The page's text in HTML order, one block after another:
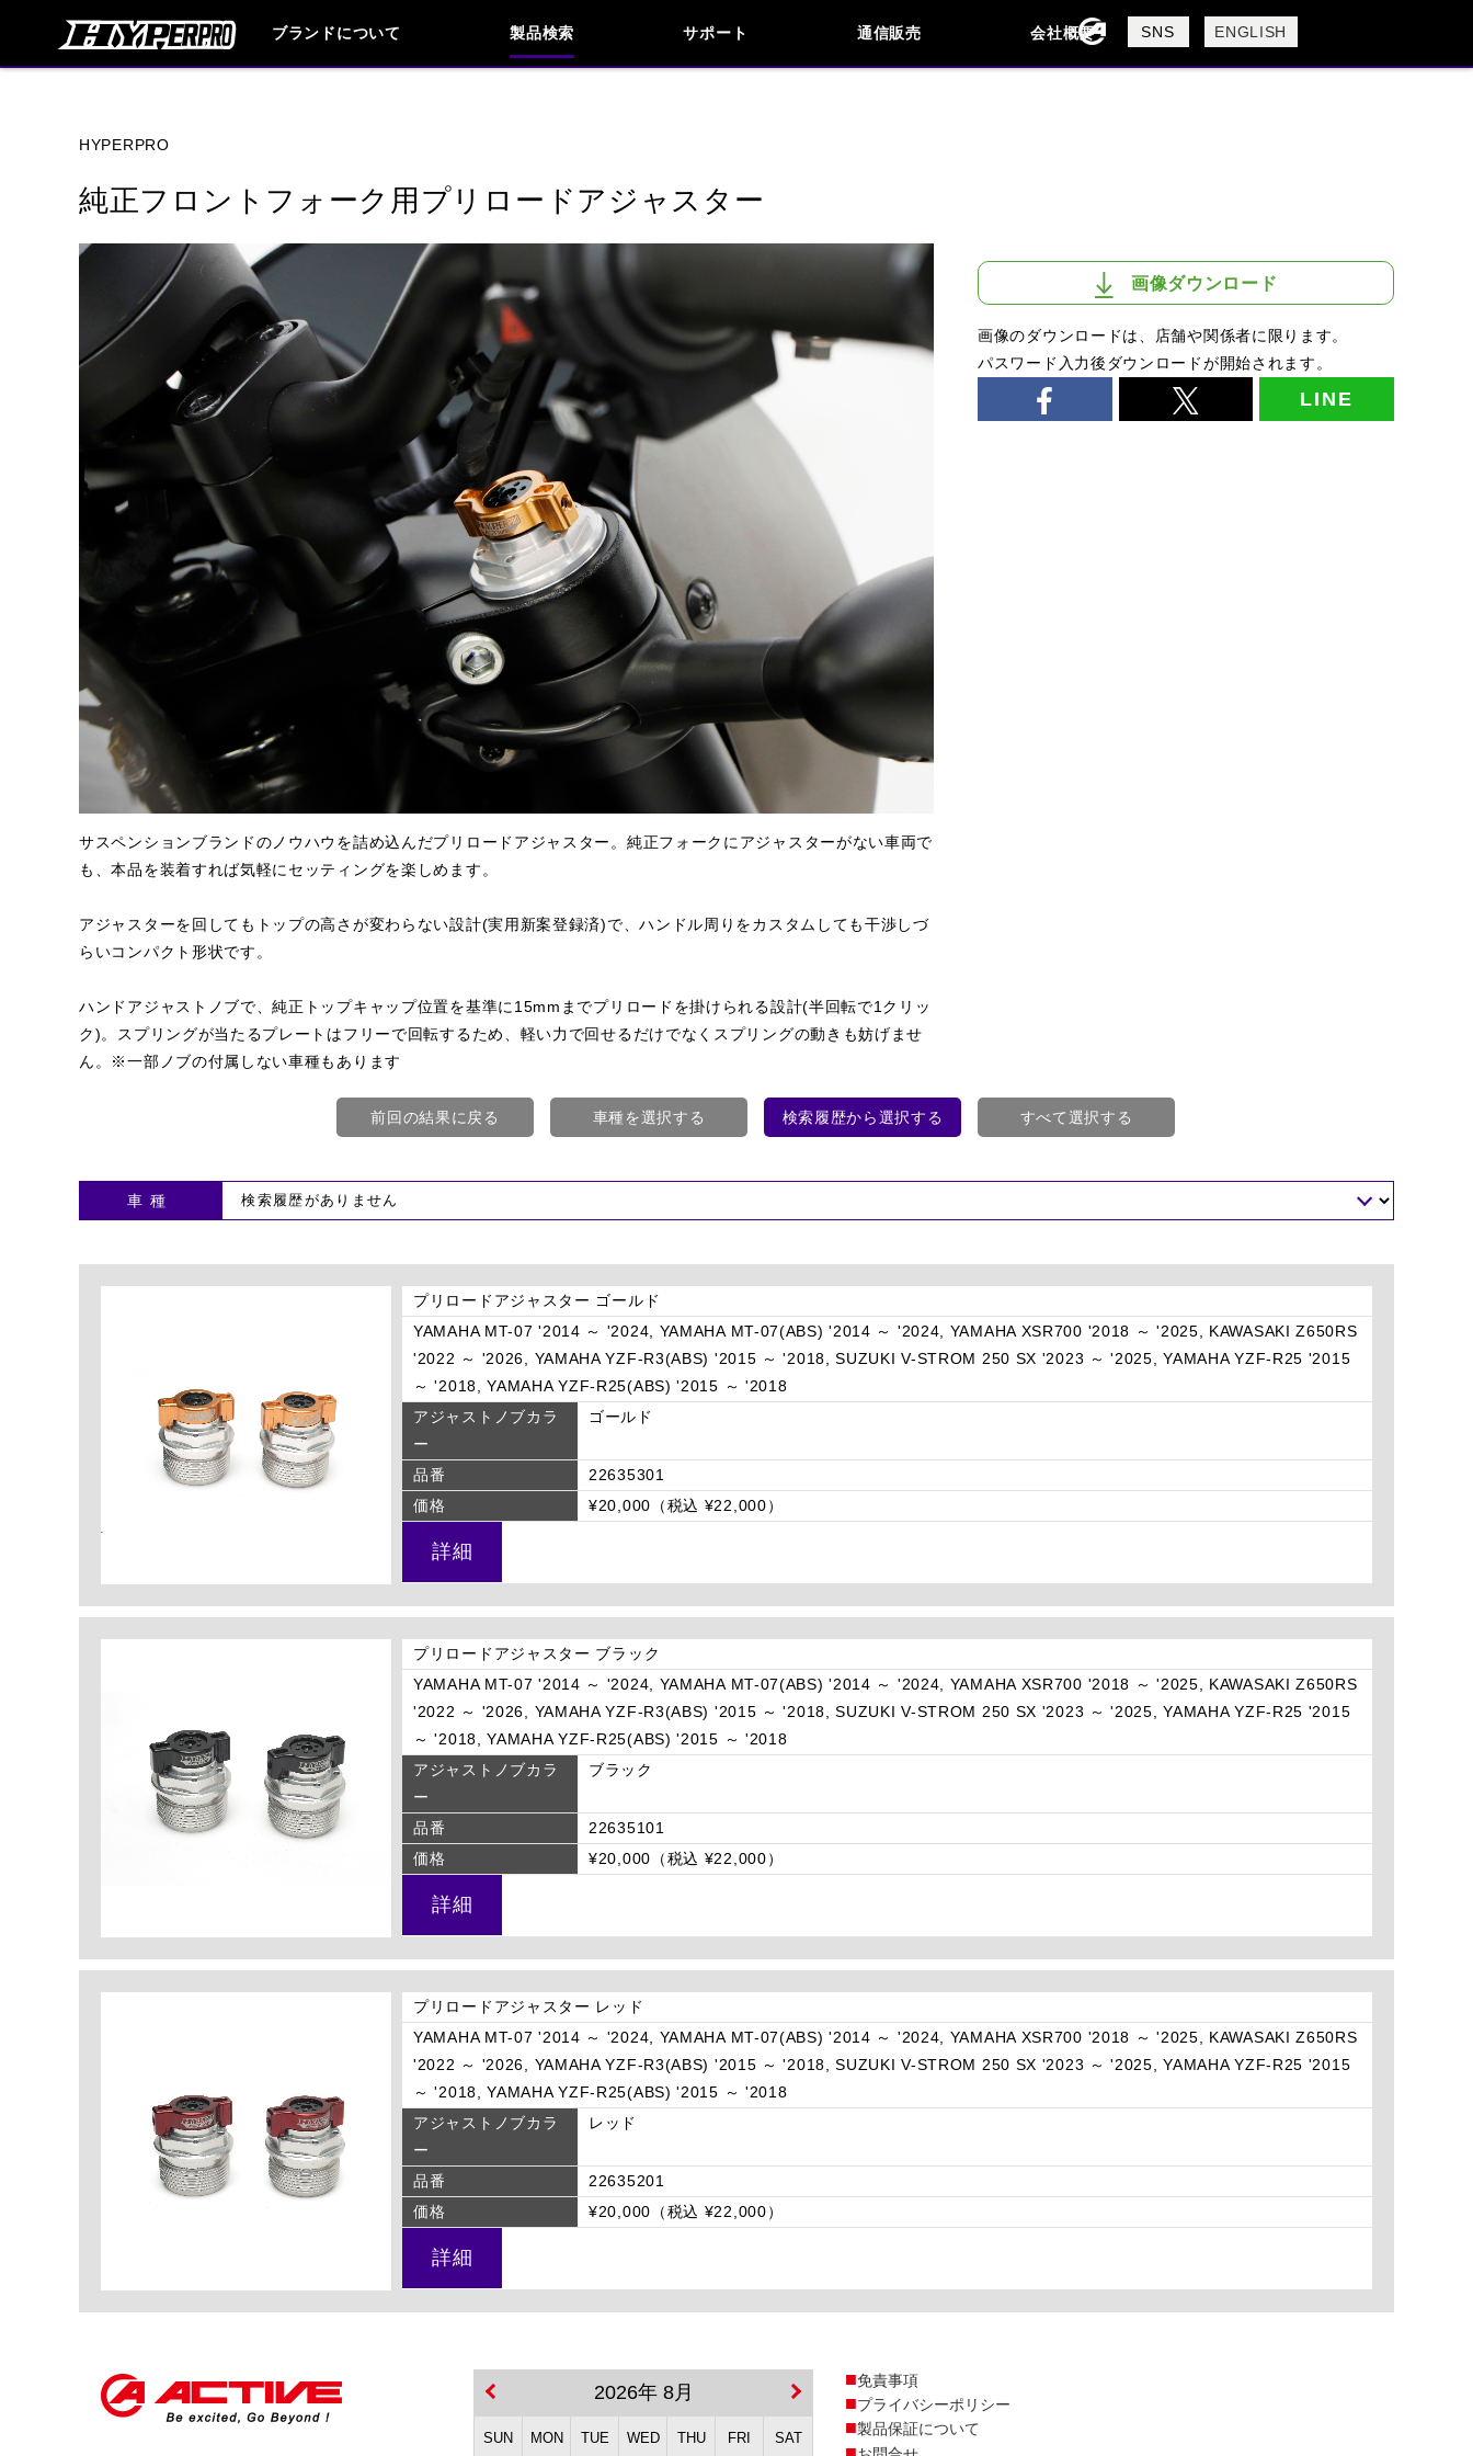
ブランドについて 製品検索 サポート
お問い合わせ
よくあるご質問
通信販売 会社概要
会社概要
採用情報
SNS ENGLISH
HONDA YAMAHA SUZUKI KAWASAKI
閉じる
HYPERPRO
純正フロントフォーク用プリロードアジャスター
サスペンションブランドのノウハウを詰め込んだプリロードアジャスター。純正フォークにアジャスターがない車両で
も、本品を装着すれば気軽にセッティングを楽しめます。
アジャスターを回してもトップの高さが変わらない設計(実用新案登録済)で、ハンドル周りをカスタムしても干渉しづ
らいコンパクト形状です。
ハンドアジャストノブで、純正トップキャップ位置を基準に15mmまでプリロードを掛けられる設計(半回転で1クリッ
ク)。スプリングが当たるプレートはフリーで回転するため、軽い力で回せるだけでなくスプリングの動きも妨げませ
ん。※一部ノブの付属しない車種もあります
画像ダウンロード
画像のダウンロードは、店舗や関係者に限ります。
パスワード入力後ダウンロードが開始されます。
LINE
前回の結果に戻る 車種を選択する 検索履歴から選択する すべて選択する
車種
プリロードアジャスター ゴールド
YAMAHA MT-07 '2014 ～ '2024, YAMAHA MT-07(ABS) '2014 ～ '2024, YAMAHA XSR700 '2018 ～ '2025, KAWASAKI Z650RS
'2022 ～ '2026, YAMAHA YZF-R3(ABS) '2015 ～ '2018, SUZUKI V-STROM 250 SX '2023 ～ '2025, YAMAHA YZF-R25 '2015
～ '2018, YAMAHA YZF-R25(ABS) '2015 ～ '2018
アジャストノブカラ
ー
ゴールド
品番
22635301
価格
¥20,000（税込 ¥22,000）
詳細
プリロードアジャスター ブラック
YAMAHA MT-07 '2014 ～ '2024, YAMAHA MT-07(ABS) '2014 ～ '2024, YAMAHA XSR700 '2018 ～ '2025, KAWASAKI Z650RS
'2022 ～ '2026, YAMAHA YZF-R3(ABS) '2015 ～ '2018, SUZUKI V-STROM 250 SX '2023 ～ '2025, YAMAHA YZF-R25 '2015
～ '2018, YAMAHA YZF-R25(ABS) '2015 ～ '2018
アジャストノブカラ
ー
ブラック
品番
22635101
価格
¥20,000（税込 ¥22,000）
詳細
プリロードアジャスター レッド
YAMAHA MT-07 '2014 ～ '2024, YAMAHA MT-07(ABS) '2014 ～ '2024, YAMAHA XSR700 '2018 ～ '2025, KAWASAKI Z650RS
'2022 ～ '2026, YAMAHA YZF-R3(ABS) '2015 ～ '2018, SUZUKI V-STROM 250 SX '2023 ～ '2025, YAMAHA YZF-R25 '2015
～ '2018, YAMAHA YZF-R25(ABS) '2015 ～ '2018
アジャストノブカラ
ー
レッド
品番
22635201
価格
¥20,000（税込 ¥22,000）
詳細
2026年 8月
SUN MON TUE WED THU FRI SAT
免責事項
プライバシーポリシー
製品保証について